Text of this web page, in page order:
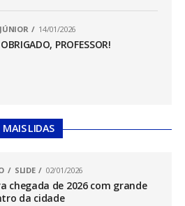
14/01/2026
PROFESSOR!
MAIS LIDAS
SLIDE 02/01/2026
chegada de 2026 com grande
da cidade